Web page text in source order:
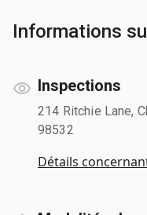
Informations
Inspections
214 Ritchie Lane,
98532
Détails